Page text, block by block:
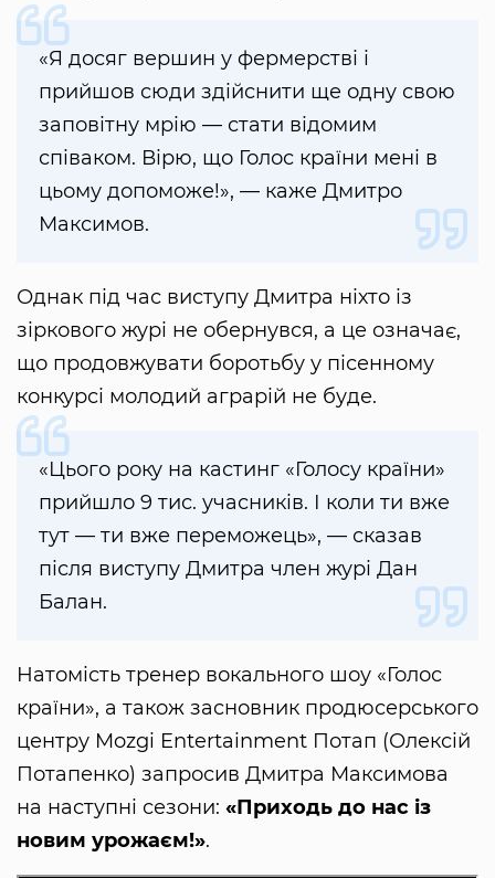
«Я досяг вершин у фермерстві і
прийшов сюди здійснити ще одну свою
заповітну мрію — стати відомим
співаком. Вірю, що Голос країни мені в
цьому допоможе!», — каже Дмитро
Максимов.
Однак під час виступу Дмитра ніхто із
зіркового журі не обернувся, а це означає,
що продовжувати боротьбу у пісенному
конкурсі молодий аграрій не буде.
«Цього року на кастинг «Голосу країни»
прийшло 9 тис. учасників. І коли ти вже
тут — ти вже переможець», — сказав
після виступу Дмитра член журі Дан
Балан.
Натомість тренер вокального шоу «Голос
країни», а також засновник продюсерського
центру Mozgi Entertainment Потап (Олексій
Потапенко) запросив Дмитра Максимова
на наступні сезони: «Приходь до нас із
новим урожаєм!».